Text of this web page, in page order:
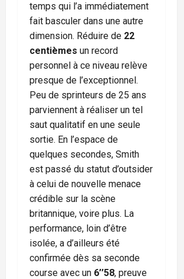
temps qui l’a immédiatement
fait basculer dans une autre
dimension. Réduire de 22
centièmes un record
personnel à ce niveau relève
presque de l’exceptionnel.
Peu de sprinteurs de 25 ans
parviennent à réaliser un tel
saut qualitatif en une seule
sortie. En l’espace de
quelques secondes, Smith
est passé du statut d’outsider
à celui de nouvelle menace
crédible sur la scène
britannique, voire plus. La
performance, loin d’être
isolée, a d’ailleurs été
confirmée dès sa seconde
course avec un 6’’58, preuve